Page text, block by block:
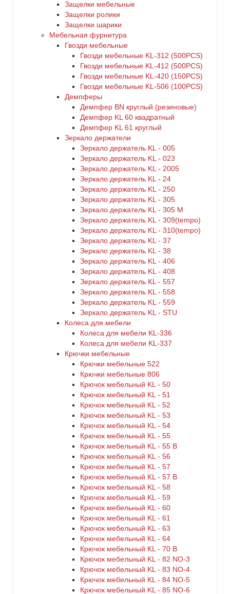
Защелки мебельные
Защелки ролики
Защелки шарики
Мебельная фурнитура
Гвозди мебельные
Гвозди мебельные KL-312 (500PCS)
Гвозди мебельные KL-412 (500PCS)
Гвозди мебельные KL-420 (150PCS)
Гвозди мебельные KL-506 (100PCS)
Демпферы
Демпфер BN круглый (резиновые)
Демпфер KL 60 квадратный
Демпфер KL 61 круглый
Зеркало держатели
Зеркало держатель KL - 005
Зеркало держатель KL - 023
Зеркало держатель KL - 2005
Зеркало держатель KL - 24
Зеркало держатель KL - 250
Зеркало держатель KL - 305
Зеркало держатель KL - 305 M
Зеркало держатель KL - 309(tempo)
Зеркало держатель KL - 310(tempo)
Зеркало держатель KL - 37
Зеркало держатель KL - 38
Зеркало держатель KL - 406
Зеркало держатель KL - 408
Зеркало держатель KL - 557
Зеркало держатель KL - 558
Зеркало держатель KL - 559
Зеркало держатель KL - STU
Колеса для мебели
Колеса для мебели KL-336
Колеса для мебели KL-337
Крючки мебельные
Крючки мебельные 522
Крючки мебельные 806
Крючок мебельный KL - 50
Крючок мебельный KL - 51
Крючок мебельный KL - 52
Крючок мебельный KL - 53
Крючок мебельный KL - 54
Крючок мебельный KL - 55
Крючок мебельный KL - 55 B
Крючок мебельный KL - 56
Крючок мебельный KL - 57
Крючок мебельный KL - 57 B
Крючок мебельный KL - 58
Крючок мебельный KL - 59
Крючок мебельный KL - 60
Крючок мебельный KL - 61
Крючок мебельный KL - 63
Крючок мебельный KL - 64
Крючок мебельный KL - 70 B
Крючок мебельный KL - 82 NO-3
Крючок мебельный KL - 83 NO-4
Крючок мебельный KL - 84 NO-5
Крючок мебельный KL - 85 NO-6